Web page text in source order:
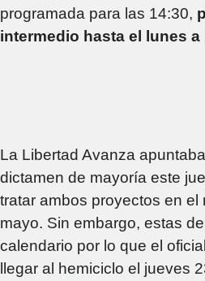
programada para las 14:30,
intermedio hasta el lunes a
La Libertad Avanza
dictamen de mayoría este
tratar ambos proyectos en el
mayo. Sin embargo, estas
calendario por lo que el
llegar al hemiciclo el jueves